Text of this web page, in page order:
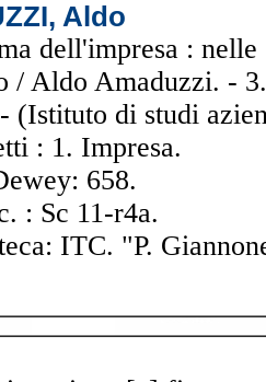
Aldo
dell'impresa : nelle
/ Aldo Amaduzzi. -
(Istituto di studi
: 1. Impresa.
658.
: Sc 11-r4a.
ITC. "P.